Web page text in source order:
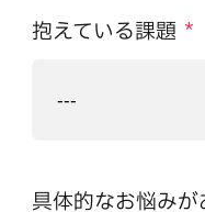
抱えている課題 *
具体的なお悩み